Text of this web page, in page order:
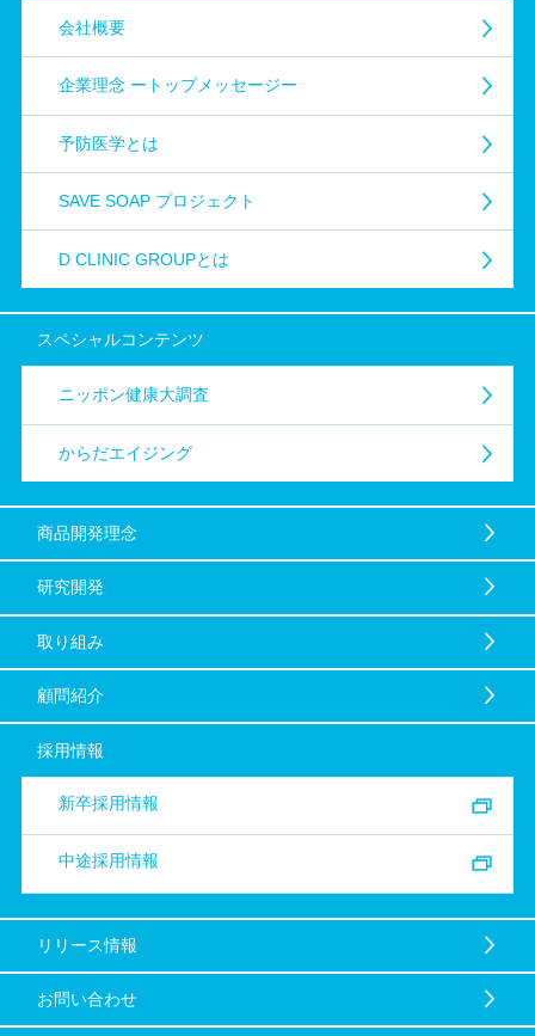
会社概要
企業理念 ートップメッセージー
予防医学とは
SAVE SOAP プロジェクト
D CLINIC GROUPとは
スペシャルコンテンツ
ニッポン健康大調査
からだエイジング
商品開発理念
研究開発
取り組み
顧問紹介
採用情報
新卒採用情報
中途採用情報
リリース情報
お問い合わせ